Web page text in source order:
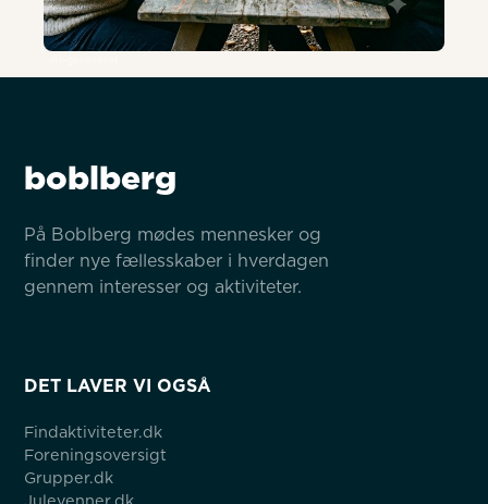
boblberg
På Boblberg mødes mennesker og
finder nye fællesskaber i hverdagen
gennem interesser og aktiviteter.
DET LAVER VI OGSÅ
Findaktiviteter.dk
Foreningsoversigt
Grupper.dk
Julevenner.dk